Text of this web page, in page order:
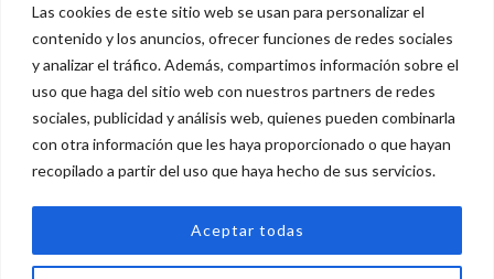
Las cookies de este sitio web se usan para personalizar el
contenido y los anuncios, ofrecer funciones de redes sociales
y analizar el tráfico. Además, compartimos información sobre el
uso que haga del sitio web con nuestros partners de redes
sociales, publicidad y análisis web, quienes pueden combinarla
con otra información que les haya proporcionado o que hayan
recopilado a partir del uso que haya hecho de sus servicios.
Aceptar todas
C
¡SUSCRÍBETE!
Copyright © 2026 A Todo Mantel.